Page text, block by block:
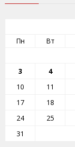
Пн
Вт
3
4
10
11
17
18
24
25
31